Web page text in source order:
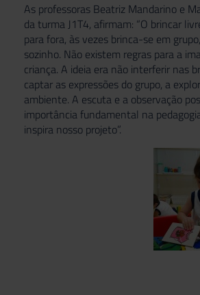
As professoras Beatriz Mandarino e
da turma J1T4, afirmam: “O brincar
para fora, às vezes brinca-se em
sozinho. Não existem regras para a
criança. A ideia era não interferir nas
captar as expressões do grupo, a
ambiente. A escuta e a observação
importância fundamental na
inspira nosso projeto”.